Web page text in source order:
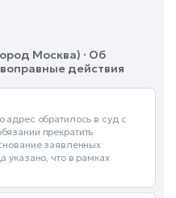
Москва) · Об
действия
адрес обратилось в суд с
прекратить
заявленных
указано, что в рамках